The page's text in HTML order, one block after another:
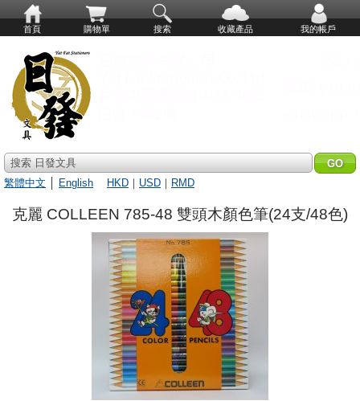
首頁 購物單 搜索 收藏產品 我的帳戶
搜索 日發文具
繁體中文
English HKD ｜ USD ｜ RMD
克麗 COLLEEN 785-48 雙頭木顏色筆(24支/48色)